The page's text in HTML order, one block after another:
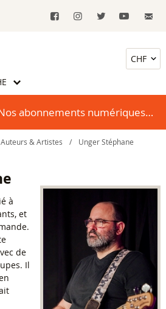
abonnements numériques
Auteurs & Artistes / Unger Stéphane
à
et
de
Il